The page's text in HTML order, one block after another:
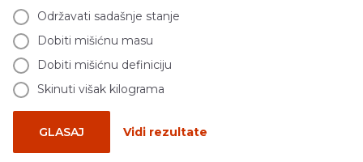
Održavati sadašnje stanje
Dobiti mišićnu masu
Dobiti mišićnu definiciju
Skinuti višak kilograma
GLASAJ Vidi rezultate